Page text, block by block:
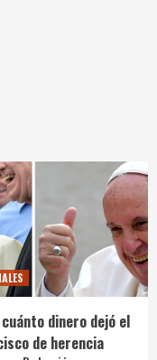
dinero dejó el
de herencia